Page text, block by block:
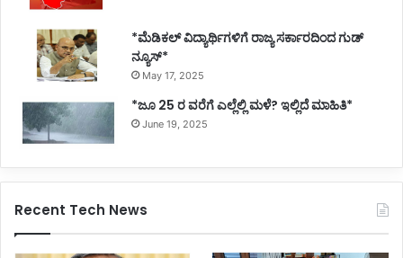
*ಮೆಡಿಕಲ್ ವಿದ್ಯಾರ್ಥಿಗಳಿಗೆ ರಾಜ್ಯ ಸರ್ಕಾರದಿಂದ ಗುಡ್
ನ್ಯೂಸ್*
May 17, 2025
*ಜೂ 25 ರ ವರೆಗೆ ಎಲ್ಲೆಲ್ಲಿ ಮಳೆ? ಇಲ್ಲಿದೆ ಮಾಹಿತಿ*
June 19, 2025
Recent Tech News